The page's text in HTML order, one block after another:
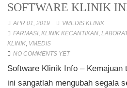
SOFTWARE KLINIK
APR 01, 2019
VMEDIS KLINIK
FARMASI, KLINIK KECANTIKAN,
KLINIK, VMEDIS
NO COMMENTS YET
Software Klinik Info – Kemajuan
ini sangatlah mengubah segala